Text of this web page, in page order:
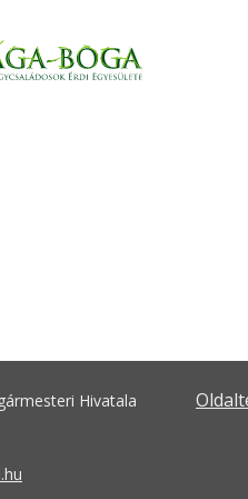
Hivatala